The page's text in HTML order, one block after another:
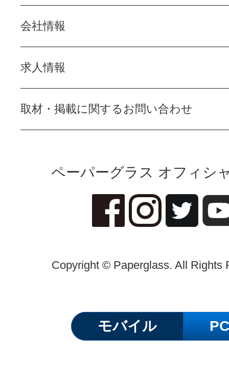
会社情報
求人情報
取材・掲載に関するお問い合わせ
ペーパーグラス オフィシ
Copyright © Paperglass. All Rights
モバイル